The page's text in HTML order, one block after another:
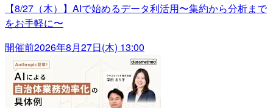
【8/27（木）】AIで始めるデータ利活用〜集約から分析まで
をお手軽に〜
開催前2026年8月27日(木) 13:00